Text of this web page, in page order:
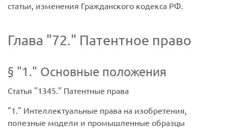
статьи, изменения Гражданского кодекса РФ.
Глава 72. Патентное право
§ 1. Основные положения
Статья 1345.
Патентные права
1.
Интеллектуальные права на изобретения,
полезные модели и промышленные образцы